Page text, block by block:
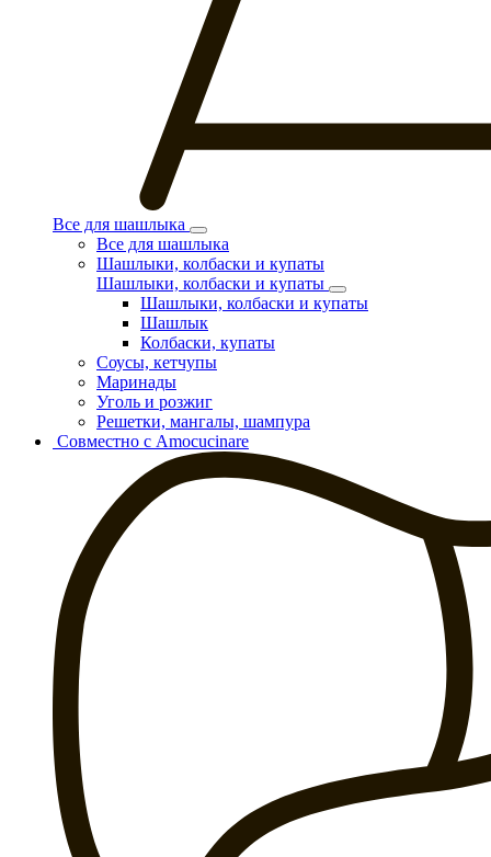
Все для шашлыка
Все для шашлыка
Шашлыки, колбаски и купаты
Шашлыки, колбаски и купаты
Шашлыки, колбаски и купаты
Шашлык
Колбаски, купаты
Соусы, кетчупы
Маринады
Уголь и розжиг
Решетки, мангалы, шампура
Совместно с Amocucinare